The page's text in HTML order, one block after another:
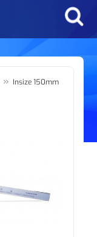
» Insize 150mm